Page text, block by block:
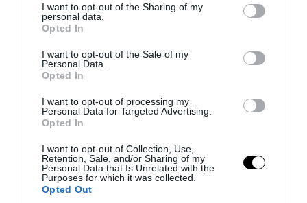
not limited to your visit or usage behaviour. You may click to
grant or deny consent to Google and its third-party tags to
use your data for below specified purposes in below Google
consent section.
I want to opt-out of the Sharing of my
personal data.
Opted In
I want to opt-out of the Sale of my
Personal Data.
Opted In
I want to opt-out of processing my
Personal Data for Targeted Advertising.
Opted In
I want to opt-out of Collection, Use,
Retention, Sale, and/or Sharing of my
Personal Data that Is Unrelated with the
Purposes for which it was collected.
Opted Out
PRONEWS.GR /ΕΣΩΤΕΡΙΚΗ ΑΣΦΑΛΕΙΑ
επιτέθηκε και κτύπησε γιατρό